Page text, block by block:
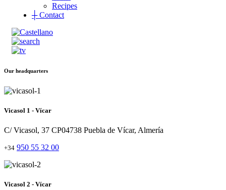
Recipes
┼Contact
Our headquarters
Vicasol 1 - Vícar
C/ Vicasol, 37 CP04738 Puebla de Vícar, Almería
+34 950 55 32 00
Vicasol 2 - Vícar